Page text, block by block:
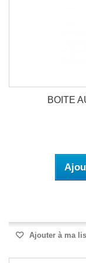
BOITE
Ajouter à ma